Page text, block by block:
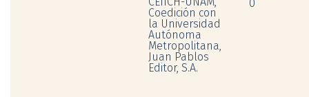
Coedición con
la Universidad
Autónoma
Metropolitana,
Juan Pablos
Editor, S.A.
0